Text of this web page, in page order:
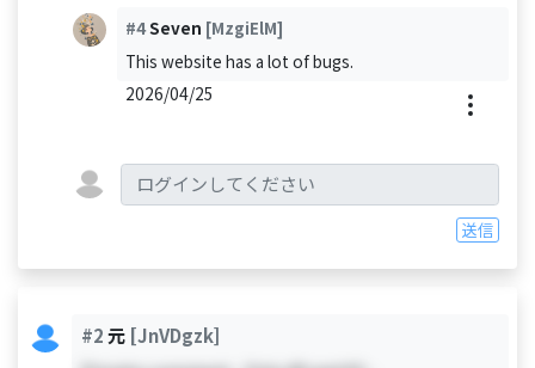
#4Seven [MzgiElM]
This website has a lot of bugs.
2026/04/25
送信
#2元 [JnVDgzk]